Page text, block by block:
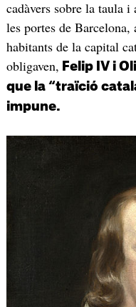
cadàvers sobre la taula i
les portes de
habitants de la capital
obligaven, Felip IV i
que la “traïció
impune.